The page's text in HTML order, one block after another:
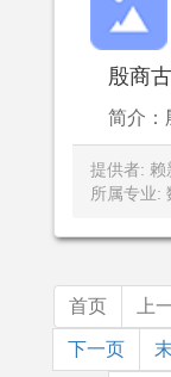
殷商
简介：
提供者: 赖
所属专业:
首页 上
下一页